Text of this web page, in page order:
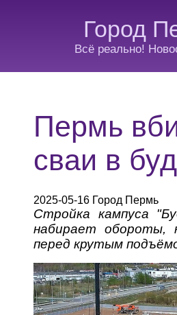
Город
Всё реально!
Пермь
сваи в
2025-05-16 Город Пермь
Стройка кампуса
набирает обороты,
перед крутым